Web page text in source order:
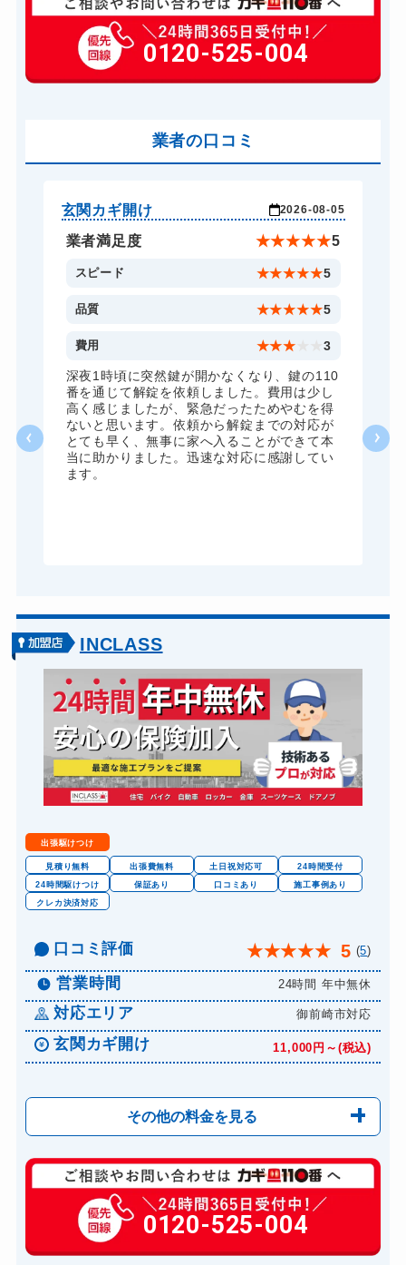
玄関カギ修理 6,600円～(税込)
玄関カギ交換 14,300円～(税込)
車カギ開け 13,200円～(税込)
ドアノブカギ開け 10,780円～(税込)
ドアノブカギ交換 11,000円～(税込)
0120-525-004
業者の口コミ
玄関カギ開け 2026-08-05
業者満足度 ★★★★★5
スピード ★★★★★5
品質 ★★★★★5
費用 ★★★ 3
深夜1時頃に突然鍵が開かなくなり、鍵の110
番を通じて解錠を依頼しました。費用は少し
高く感じましたが、緊急だったためやむを得
ないと思います。依頼から解錠までの対応が
とても早く、無事に家へ入ることができて本
当に助かりました。迅速な対応に感謝してい
ます。
INCLASS
出張駆けつけ
見積り無料 出張費無料 土日祝対応可
24時間受付
24時間駆けつけ
保証あり 口コミあり
施工事例あり
クレカ決済対応
口コミ評価 ★★★★★ 5 (5)
営業時間 24時間 年中無休
対応エリア 御前崎市対応
玄関カギ開け 11,000円～(税込)
その他の料金を見る
玄関カギ修理 6,600円～(税込)
玄関カギ交換 14,300円～(税込)
車カギ開け 13,200円～(税込)
0120-525-004